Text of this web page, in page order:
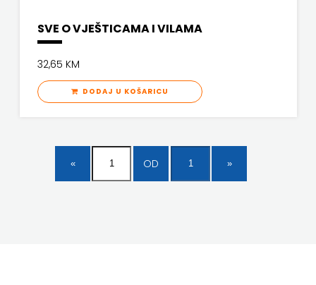
NAŠA
NOVOTEKS
OMEGA
SVE O VJEŠTICAMA I VILAMA
32,65 KM
DODAJ U KOŠARICU
OD